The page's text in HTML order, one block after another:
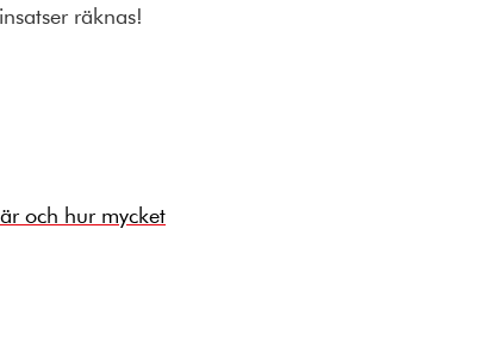
räknas!
och hur mycket